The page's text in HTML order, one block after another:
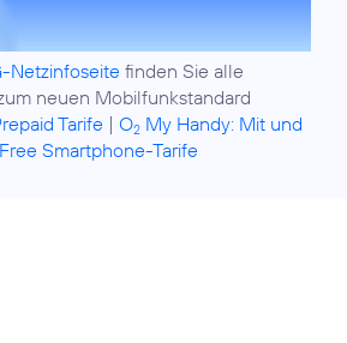
Netzinfoseite finden Sie alle
neuen Mobilfunkstandard
Tarife | O2 My Handy: Mit und
Free Smartphone-Tarife